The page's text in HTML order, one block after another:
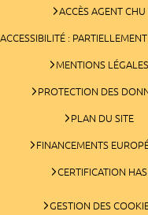
ACCÈS AGENT CHU
ACCESSIBILITÉ :
MENTIONS LÉGALES
PROTECTION DES
PLAN DU SITE
FINANCEMENTS
CERTIFICATION HAS
GESTION DES